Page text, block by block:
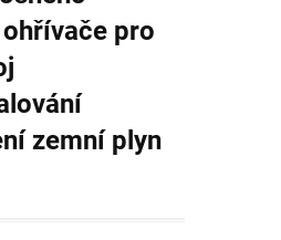
pro
zemní plyn